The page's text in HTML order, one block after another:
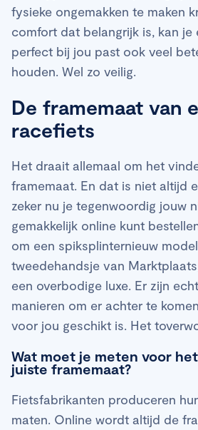
fysieke ongemakken te maken
comfort dat belangrijk is, kan je
perfect bij jou past ook veel
houden. Wel zo veilig.
De framemaat van
racefiets
Het draait allemaal om het
framemaat. En dat is niet altijd
zeker nu je tegenwoordig jouw
gemakkelijk online kunt
om een spiksplinternieuw
tweedehandsje van
een overbodige luxe. Er zijn
manieren om er achter te
voor jou geschikt is. Het
Wat moet je meten voor
juiste framemaat?
Fietsfabrikanten produceren
maten. Online wordt altijd de